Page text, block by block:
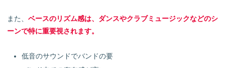
また、 ベースのリズム感は、ダンスやクラブミュージックなどのシ
ーンで特に重要視されます。
低音のサウンドでバンドの要